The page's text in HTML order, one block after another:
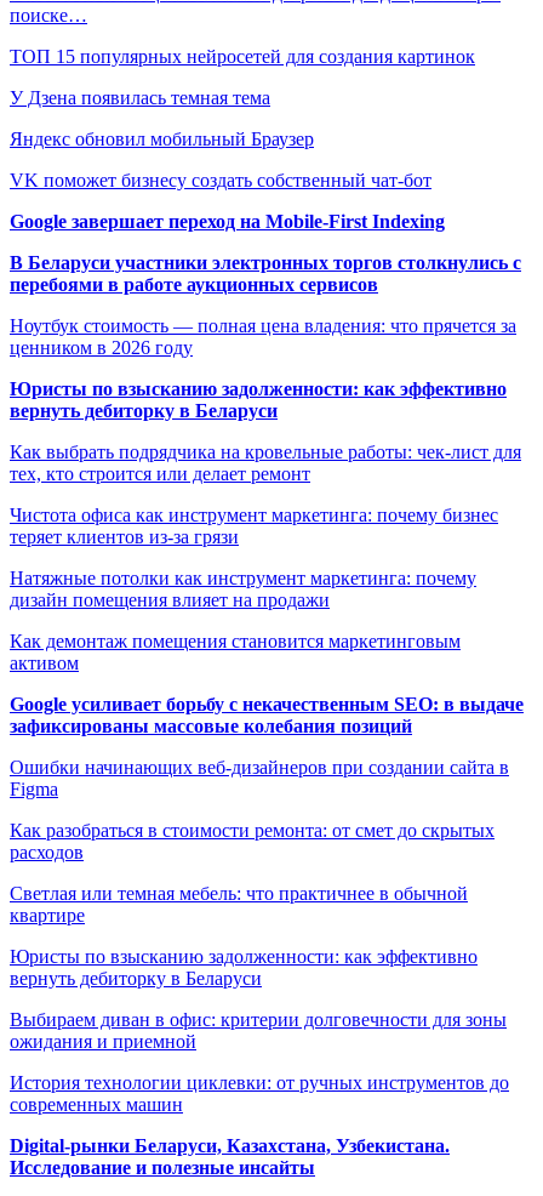
поиске…
ТОП 15 популярных нейросетей для создания картинок
У Дзена появилась темная тема
Яндекс обновил мобильный Браузер
VK поможет бизнесу создать собственный чат-бот
Google завершает переход на Mobile-First Indexing
В Беларуси участники электронных торгов столкнулись с
перебоями в работе аукционных сервисов
Ноутбук стоимость — полная цена владения: что прячется за
ценником в 2026 году
Юристы по взысканию задолженности: как эффективно
вернуть дебиторку в Беларуси
Как выбрать подрядчика на кровельные работы: чек-лист для
тех, кто строится или делает ремонт
Чистота офиса как инструмент маркетинга: почему бизнес
теряет клиентов из-за грязи
Натяжные потолки как инструмент маркетинга: почему
дизайн помещения влияет на продажи
Как демонтаж помещения становится маркетинговым
активом
Google усиливает борьбу с некачественным SEO: в выдаче
зафиксированы массовые колебания позиций
Ошибки начинающих веб-дизайнеров при создании сайта в
Figma
Как разобраться в стоимости ремонта: от смет до скрытых
расходов
Светлая или темная мебель: что практичнее в обычной
квартире
Юристы по взысканию задолженности: как эффективно
вернуть дебиторку в Беларуси
Выбираем диван в офис: критерии долговечности для зоны
ожидания и приемной
История технологии циклевки: от ручных инструментов до
современных машин
Digital-рынки Беларуси, Казахстана, Узбекистана.
Исследование и полезные инсайты